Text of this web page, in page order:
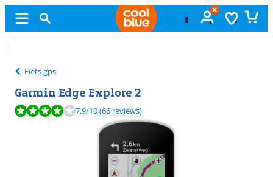
Fiets gps
Garmin Edge Explore 2
Beoordeling is 7,9 van de 10, gebaseerd op 66 reviews.
7,9/10(66 reviews)